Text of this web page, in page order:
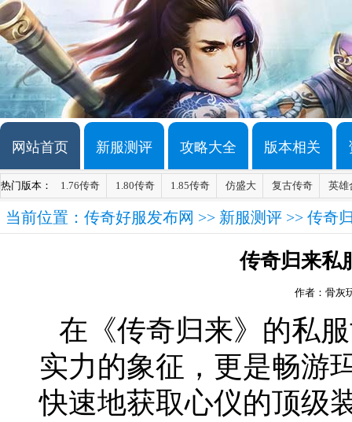
网站首页 新服测评 攻略大全 版本相关
热门版本： 1.76传奇 1.80传奇 1.85传奇 仿盛大 复古传奇 英雄
当前位置： 传奇好服发布网 >> 新服测评 >> 传奇
传奇归来私
作者：骨灰
在《传奇归来》的私
实力的象征，更是畅游
快速地获取心仪的顶级